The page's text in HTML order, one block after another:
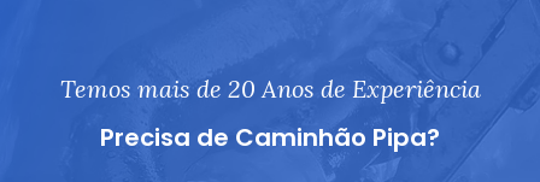
Temos mais de 20 Anos de Experiência
Precisa de Caminhão Pipa?